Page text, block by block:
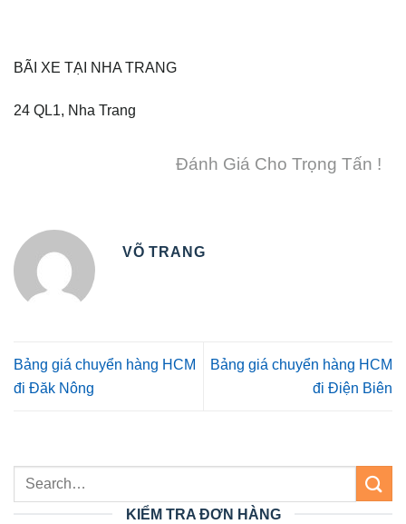
BÃI XE TẠI NHA TRANG
24 QL1, Nha Trang
Đánh Giá Cho Trọng Tấn !
VÕ TRANG
Bảng giá chuyển hàng HCM
đi Đăk Nông
Bảng giá chuyển hàng HCM
đi Điện Biên
KIỂM TRA ĐƠN HÀNG